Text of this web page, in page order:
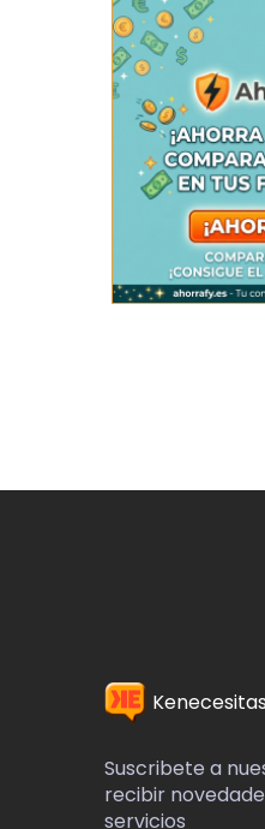
Suscribete a
recibir
servicios